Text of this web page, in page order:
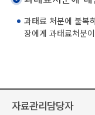
과태료 처분에 불복
장에게 과태료처분
자료관리담당자